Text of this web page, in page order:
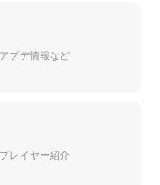
プデ情報など
レイヤー紹介